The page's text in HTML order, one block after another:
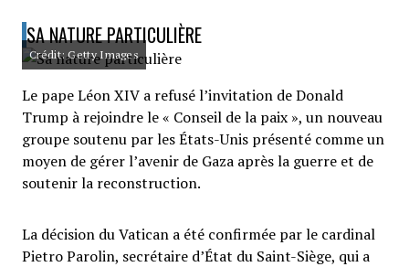
SA NATURE PARTICULIÈRE
Crédit: Getty Images
Le pape Léon XIV a refusé l’invitation de Donald
Trump à rejoindre le « Conseil de la paix », un nouveau
groupe soutenu par les États-Unis présenté comme un
moyen de gérer l’avenir de Gaza après la guerre et de
soutenir la reconstruction.
La décision du Vatican a été confirmée par le cardinal
Pietro Parolin, secrétaire d’État du Saint-Siège, qui a